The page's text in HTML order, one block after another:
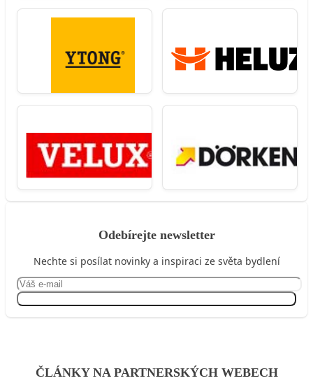
Odebírejte newsletter
Nechte si posílat novinky a inspiraci ze světa bydlení
ČLÁNKY NA PARTNERSKÝCH WEBECH